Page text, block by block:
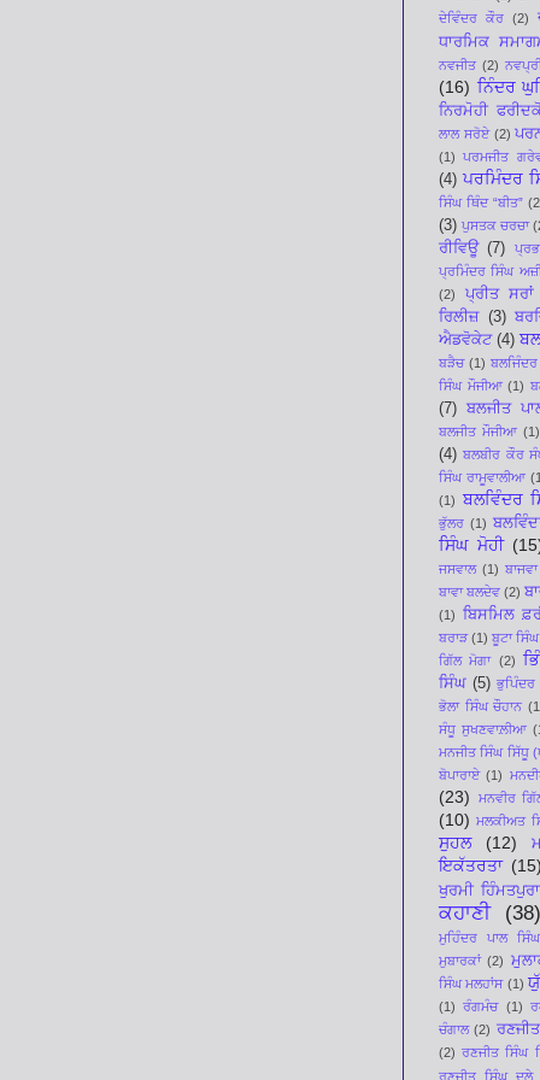
ਦੇਵਿੰਦਰ ਕੌਰ (2)
ਧਾਰਮਿਕ
ਨਵਜੀਤ (2)
(16) ਨਿੰਦਰ
ਨਿਰਮੋਹੀ
ਲਾਲ ਸਰੋਏ (2)
(1) ਪਰਮਜੀਤ
(4) ਪਰਮਿੰਦਰ
ਸਿੰਘ ਥਿੰਦ “ਬੀਤ”
(3) ਪੁਸਤਕ ਚਰਚਾ
ਰੀਵਿਊ (7)
ਪ੍ਰਮਿੰਦਰ ਸਿੰਘ
(2)
ਪ੍ਰੀਤ ਸਰਾਂ
ਰਿਲੀਜ਼ (3)
ਐਡਵੋਕੇਟ (4)
ਬੜੈਚ (1)
ਸਿੰਘ ਮੌਜੀਆ (1)
(7) ਬਲਜੀਤ
ਬਲਜੀਤ ਮੌਜੀਆ (1)
(4) ਬਲਬੀਰ ਕੌਰ
ਸਿੰਘ ਰਾਮੂਵਾਲੀਆ
(1) ਬਲਵਿੰਦਰ
ਭੁੱਲਰ (1)
ਸਿੰਘ ਮੋਹੀ
ਜਸਵਾਲ (1)
ਬਾਵਾ ਬਲਦੇਵ (2)
(1) ਬਿਸਮਿਲ
ਬਰਾੜ (1) ਬੂਟਾ
ਗਿੱਲ ਮੋਗਾ (2)
ਸਿੰਘ (5) ਭੁਪਿੰਦਰ
ਭੋਲਾ ਸਿੰਘ ਚੌਹਾਨ
ਸੰਧੂ ਸੁਖਣਵਾਲ਼ੀਆ
ਮਨਜੀਤ ਸਿੰਘ ਸਿੱਧੂ
ਬੋਪਾਰਾਏ (1)
(23) ਮਨਵੀਰ
(10) ਮਲਕੀਅਤ
ਸੁਹਲ (12)
ਇਕੱਤਰਤਾ
ਖੁਰਮੀ ਹਿੰਮਤਪੁਰਾ
ਕਹਾਣੀ (38)
ਮੁਹਿੰਦਰ ਪਾਲ
ਮੁਬਾਰਕਾਂ (2)
ਸਿੰਘ ਮਲਹਾਂਸ (1)
(1) ਰੰਗਮੰਚ (1)
ਚੰਗਾਲ (2)
(2) ਰਣਜੀਤ ਸਿੰਘ
ਰਣਜੀਤ ਸਿੰਘ ਦੂਲੇ